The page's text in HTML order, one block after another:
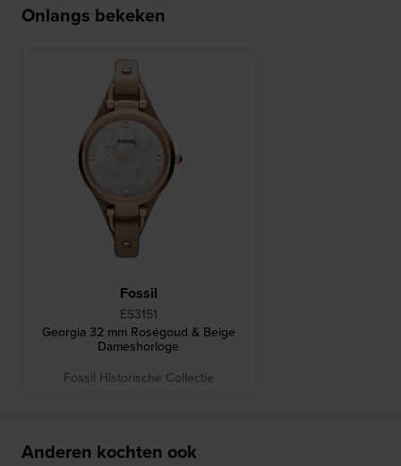
Onlangs bekeken
Fossil
ES3151
Georgia 32 mm Roségoud & Beige
Dameshorloge
Fossil Historische Collectie
Anderen kochten ook